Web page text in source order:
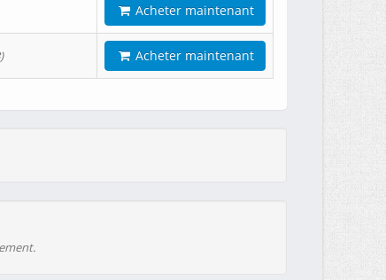
Acheter maintenant
Acheter maintenant